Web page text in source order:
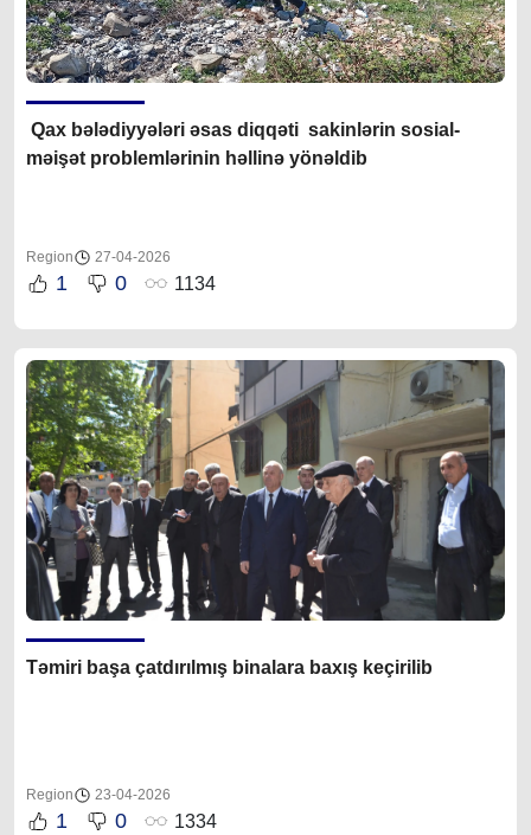
Qax bələdiyyələri əsas diqqəti sakinlərin sosial-
məişət problemlərinin həllinə yönəldib
Region 27-04-2026
1 0 1134
Təmiri başa çatdırılmış binalara baxış keçirilib
Region 23-04-2026
1 0 1334